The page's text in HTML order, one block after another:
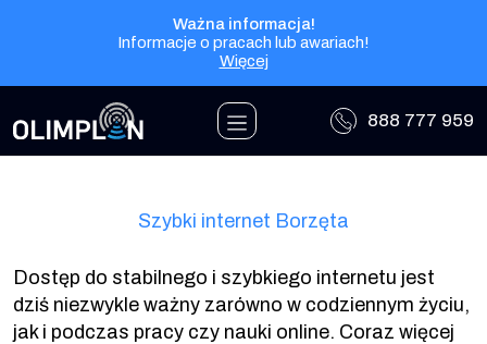
Ważna informacja!
Informacje o pracach lub awariach!
Więcej
888 777 959
Szybki internet Borzęta
Dostęp do stabilnego i szybkiego internetu jest
dziś niezwykle ważny zarówno w codziennym życiu,
jak i podczas pracy czy nauki online. Coraz więcej